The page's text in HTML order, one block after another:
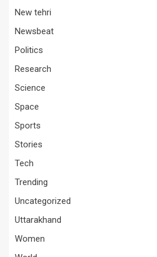
New tehri
Newsbeat
Politics
Research
Science
Space
Sports
Stories
Tech
Trending
Uncategorized
Uttarakhand
Women